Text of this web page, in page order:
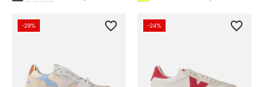
-29% favorite_border -24% favorite_border